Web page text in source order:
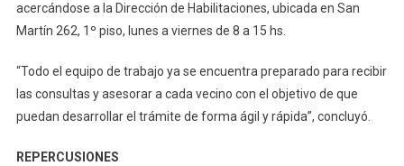
acercándose a la Dirección de Habilitaciones, ubicada en San
Martín 262, 1º piso, lunes a viernes de 8 a 15 hs.
“Todo el equipo de trabajo ya se encuentra preparado para recibir
las consultas y asesorar a cada vecino con el objetivo de que
puedan desarrollar el trámite de forma ágil y rápida”, concluyó.
REPERCUSIONES